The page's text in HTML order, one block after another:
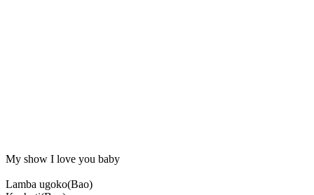
My show I love you baby
Lamba ugoko(Bao)